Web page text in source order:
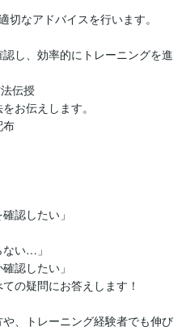
切なアドバイスを行います。
し、効率的にトレーニングを進
伝授
お伝えします。
布
認したい」
い…」
認したい」
の疑問にお答えします！
、トレーニング経験者でも伸び